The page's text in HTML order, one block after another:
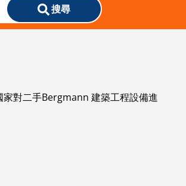
搜尋
對二手Bergmann 建築工程設備進